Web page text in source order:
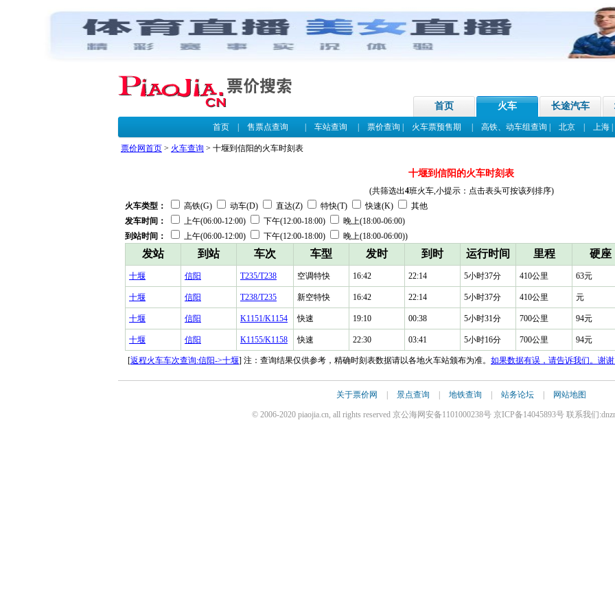
首页 火车 长途汽车
首页| 售票点查询 车站查询 票价查询 火车票预售期 高铁、动车组查询 北京| 上海
票价网首页 > 火车查询 > 十堰到信阳的火车时刻表
十堰到信阳的火车时刻表
(共筛选出4班火车,小提示：点击表头可按该列排序)
火车类型：
高铁(G) 动车(D) 直达(Z) 特快(T) 快速(K)
其他
发车时间：
上午(06:00-12:00) 下午(12:00-18:00)
晚上(18:00-06:00)
到站时间：
上午(06:00-12:00) 下午(12:00-18:00) 晚上(18:00-06:00))
发站 到站 车次 车型 发时 到时 运行时间 里程 硬座
十堰 信阳 T235/T238 空调特快 16:42 22:14 5小时37分 410公里 63元
十堰 信阳 T238/T235 新空特快 16:42 22:14 5小时37分 410公里 元
十堰 信阳 K1151/K1154 快速 19:10 00:38 5小时31分 700公里 94元
十堰 信阳 K1155/K1158 快速 22:30 03:41 5小时16分 700公里 94元
[返程火车车次查询:信阳->十堰] 注：查询结果仅供参考，精确时刻表数据请以各地火车站颁布为准。 如果数据有误，请告诉我们。谢
关于票价网 | 景点查询 | 地铁查询 | 站务论坛 | 网站地图
© 2006-2020 piaojia.cn, all rights reserved 京公海网安备1101000238号 京ICP备14045893号 联系我们